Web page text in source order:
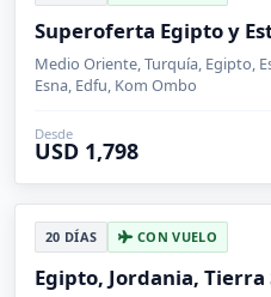
Superoferta Egipto y
Medio Oriente, Turquía, Egipto,
Esna, Edfu, Kom Ombo
Desde
USD 1,798
20 DÍAS CON VUELO
Egipto, Jordania, Tierra